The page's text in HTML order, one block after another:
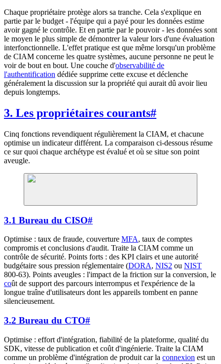
Chaque propriétaire protège alors sa tranche. Cela s'explique en
partie par le budget - l'équipe qui a payé pour les données estime
avoir gagné le contrôle. Et en partie par le pouvoir - les données sont
le moyen le plus simple de démontrer la valeur lors d'une évaluation
interfonctionnelle. L'effet pratique est que même lorsqu'un problème
de CIAM concerne les quatre systèmes, aucune personne ne peut le
voir de bout en bout. Une couche d'observabilité de
l'authentification dédiée supprime cette excuse et déclenche
généralement la discussion sur la propriété qui aurait dû avoir lieu
depuis longtemps.
3. Les propriétaires courants#
Cinq fonctions revendiquent régulièrement la CIAM, et chacune
optimise un indicateur différent. La comparaison ci-dessous résume
ce sur quoi chaque archétype est évalué et où se situe son point
aveugle.
3.1 Bureau du CISO#
Optimise : taux de fraude, couverture MFA, taux de comptes
compromis et conclusions d'audit. Traite la CIAM comme un
contrôle de sécurité. Points forts : des KPI clairs et une autorité
budgétaire sous pression réglementaire (DORA, NIS2 ou NIST
800-63). Points aveugles : l'impact de la friction sur la conversion, le
coût de support des parcours interrompus et l'expérience de la
longue traîne d'utilisateurs dont les appareils tombent en panne
silencieusement.
3.2 Bureau du CTO#
Optimise : effort d'intégration, fiabilité de la plateforme, qualité du
SDK, vitesse de publication et coût d'ingénierie. Traite la CIAM
comme un problème d'intégration de produit car la connexion est un